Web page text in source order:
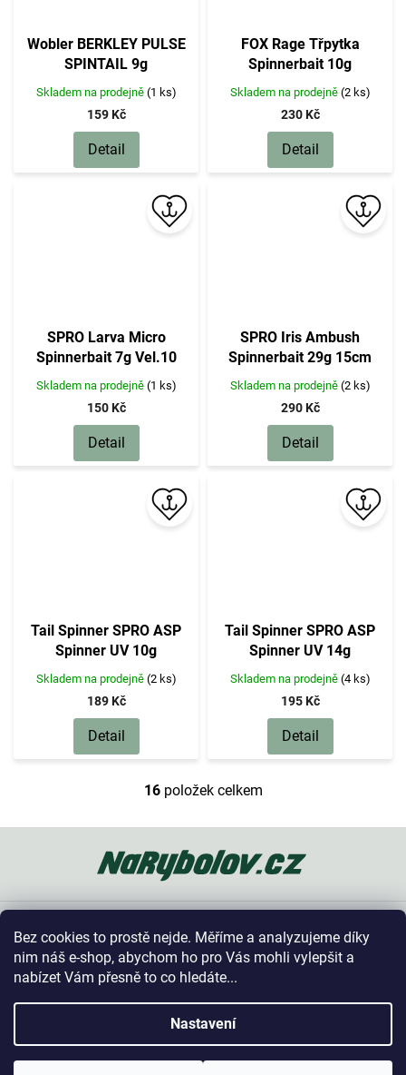
Bez cookies to prostě nejde. Měříme a analyzujeme díky
nim náš e-shop, abychom ho pro Vás mohli vylepšit a
nabízet Vám přesně to co hledáte...
Nastavení
Wobler BERKLEY PULSE
SPINTAIL 9g
Skladem na prodejně (1 ks)
159 Kč
Detail
FOX Rage Třpytka
Spinnerbait 10g
Skladem na prodejně (2 ks)
230 Kč
Detail
SPRO Larva Micro
Spinnerbait 7g Vel.10
Skladem na prodejně (1 ks)
150 Kč
Detail
SPRO Iris Ambush
Spinnerbait 29g 15cm
Skladem na prodejně (2 ks)
290 Kč
Detail
Tail Spinner SPRO ASP
Spinner UV 10g
Skladem na prodejně (2 ks)
189 Kč
Detail
Tail Spinner SPRO ASP
Spinner UV 14g
Skladem na prodejně (4 ks)
195 Kč
Detail
O
l
á
d
c
p
r
v
k
y
v
ý
p
16položek celkem
a
t
Vše o nákupu
Kontakt